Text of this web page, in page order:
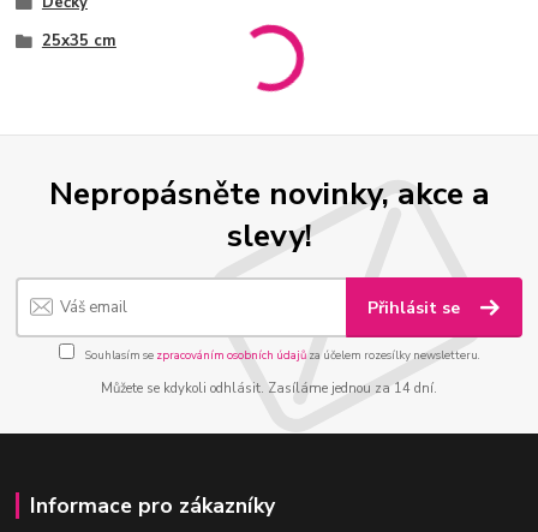
25x35 cm
Nepropásněte novinky, akce a
slevy!
Přihlásit se
Souhlasím se zpracováním osobních údajůza účelem rozesílky newsletteru.
Můžete se kdykoli odhlásit. Zasíláme jednou za 14 dní.
Informace pro zákazníky